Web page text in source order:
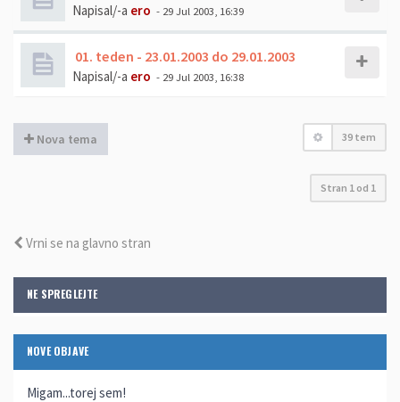
NE SPREGLEJTE
NOVE OBJAVE
Migam...torej sem!
Napisal/-a ero - 29 Jul 2003, 16:39
01. teden - 23.01.2003 do 29.01.2003
Napisal/-a ero - 29 Jul 2003, 16:38
Nova tema 39 tem
Stran 1 od 1
Vrni se na glavno stran